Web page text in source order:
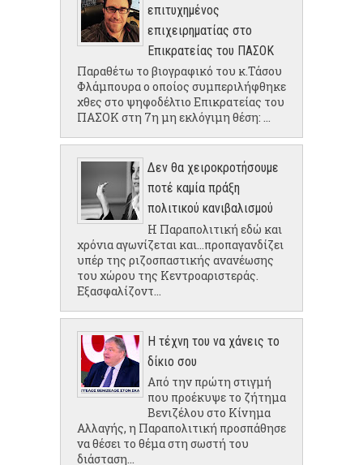
επιτυχημένος
επιχειρηματίας στο
Επικρατείας του ΠΑΣΟΚ
Παραθέτω το βιογραφικό του κ.Τάσου
Φλάμπουρα ο οποίος συμπεριλήφθηκε
χθες στο ψηφοδέλτιο Επικρατείας του
ΠΑΣΟΚ στη 7η μη εκλόγιμη θέση: ...
Δεν θα χειροκροτήσουμε
ποτέ καμία πράξη
πολιτικού κανιβαλισμού
Η Παραπολιτική εδώ και
χρόνια αγωνίζεται και...προπαγανδίζει
υπέρ της ριζοσπαστικής ανανέωσης
του χώρου της Κεντροαριστεράς.
Εξασφαλίζοντ...
Η τέχνη του να χάνεις το
δίκιο σου
Από την πρώτη στιγμή
που προέκυψε το ζήτημα
Βενιζέλου στο Κίνημα
Αλλαγής, η Παραπολιτική προσπάθησε
να θέσει το θέμα στη σωστή του
διάσταση...